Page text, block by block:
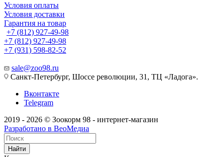
Условия оплаты
Условия доставки
Гарантия на товар
+7 (812) 927-49-98
+7 (812) 927-49-98
+7 (931) 598-82-52
sale@zoo98.ru
Санкт-Петербург, Шоссе революции, 31, ТЦ «Ладога».
Вконтакте
Telegram
2019 - 2026 © Зоокорм 98 - интернет-магазин
Разработано в ВеоМедиа
Найти